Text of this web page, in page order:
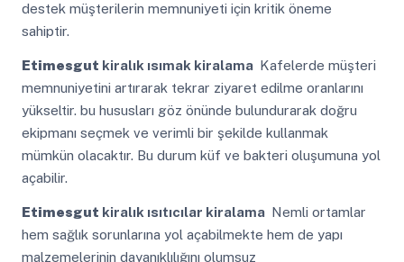
destek müşterilerin memnuniyeti için kritik öneme
sahiptir.
Etimesgut kiralık ısımak kiralama Kafelerde müşteri
memnuniyetini artırarak tekrar ziyaret edilme oranlarını
yükseltir. bu hususları göz önünde bulundurarak doğru
ekipmanı seçmek ve verimli bir şekilde kullanmak
mümkün olacaktır. Bu durum küf ve bakteri oluşumuna yol
açabilir.
Etimesgut kiralık ısıtıcılar kiralama Nemli ortamlar
hem sağlık sorunlarına yol açabilmekte hem de yapı
malzemelerinin dayanıklılığını olumsuz